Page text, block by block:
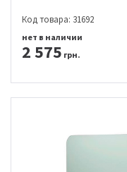
Код товара: 31692
2 575 грн.
нет в наличии